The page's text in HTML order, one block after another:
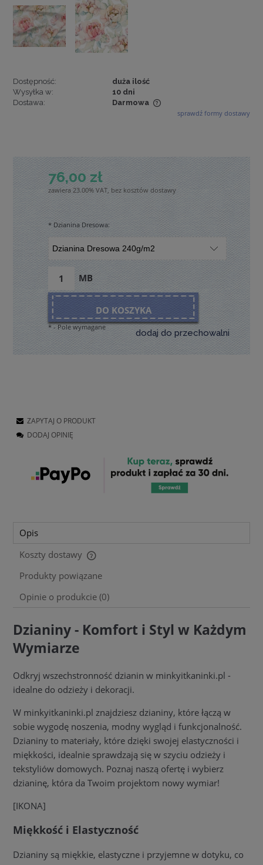
Dostępność:
duża ilość
Wysyłka w:
10 dni
Dostawa:
Darmowa
Cena nie zawiera ewentualnych kosztów płatności
sprawdź formy dostawy
76,00 zł
zawiera 23.00% VAT, bez kosztów dostawy
* Dzianina Dresowa:
MB
DO KOSZYKA
dodaj do przechowalni
*- Pole wymagane
ZAPYTAJ O PRODUKT
DODAJ OPINIĘ
Opis
Koszty dostawy
Cena nie zawiera ewentualnych kosztów płatności
Produkty powiązane
Opinie o produkcie (0)
Dzianiny - Komfort i Styl w Każdym
Wymiarze
Odkryj wszechstronność dzianin w minkyitkaninki.pl -
idealne do odzieży i dekoracji.
W minkyitkaninki.pl znajdziesz dzianiny, które łączą w
sobie wygodę noszenia, modny wygląd i funkcjonalność.
Dzianiny to materiały, które dzięki swojej elastyczności i
miękkości, idealnie sprawdzają się w szyciu odzieży i
tekstyliów domowych. Poznaj naszą ofertę i wybierz
dzianinę, która da Twoim projektom nowy wymiar!
[IKONA]
Miękkość i Elastyczność
Dzianiny są miękkie, elastyczne i przyjemne w dotyku, co